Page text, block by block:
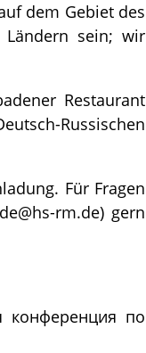
dem Gebiet des
Ländern sein; wir
Restaurant
Russischen
Für Fragen
rm.de) gern
конференция по